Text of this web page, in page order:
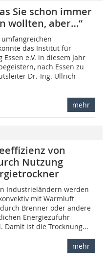
Sie schon immer
wollten, aber…“
das Institut für
e.V. in diesem Jahr
nach Essen zu
Dr.-Ing. Ullrich
mehr
von
Nutzung
Industrieländern werden
mit Warmluft
Brenner oder andere
Energiezufuhr
Damit ist die Trocknung...
mehr